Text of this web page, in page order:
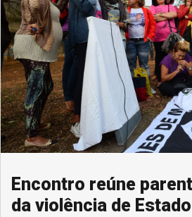
Encontro reúne
da violência de Estado